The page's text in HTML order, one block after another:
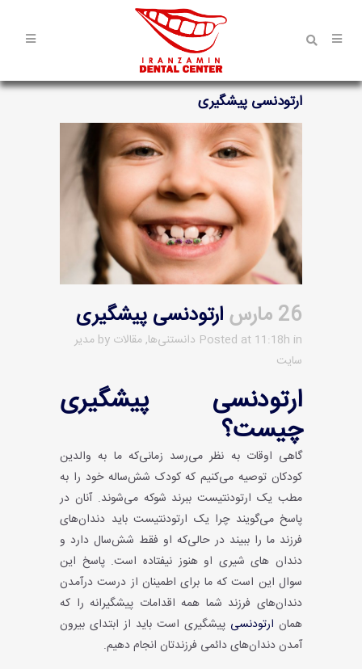
ارتودنسی پیشگیری
26 مارس ارتودنسی پیشگیری
Posted at 11:18h in دانستنی‌ها,مقالات by مدیر
سایت
ارتودنسی پیشگیری
چیست؟
گاهی اوقات به نظر می‌رسد زمانی‌که ما به والدین
کودکان توصیه می‌کنیم که کودک شش‌ساله خود را به
مطب یک ارتودنتیست ببرند شوکه می‌شوند. آنان در
پاسخ می‌گویند چرا یک ارتودنتیست باید دندان‌های
فرزند ما را ببیند در حالی‌که او فقط شش‌سال دارد و
دندان های شیری او هنوز نیفتاده است. پاسخ این
سوال این است که ما برای اطمینان از درست درآمدن
دندان‌های فرزند شما همه اقدامات پیشگیرانه را که
همان ارتودنسی پیشگیری است باید از ابتدای بیرون
آمدن دندان‌های دائمی فرزندتان انجام دهیم.